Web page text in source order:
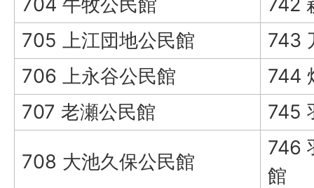
705 上江団地公民館
743
706 上永谷公民館
744
707 老瀬公民館
745
708 大池久保公民館
746
館